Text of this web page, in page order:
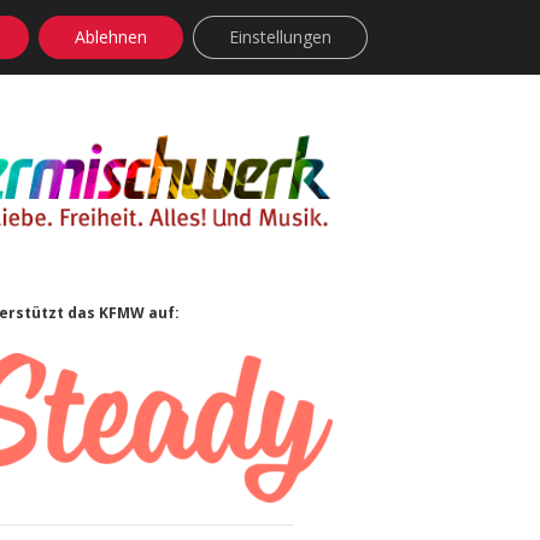
facebook
instagram
rss soundcloud
vimeoBluesky
das KFMW auf:
Ablehnen Einstellungen